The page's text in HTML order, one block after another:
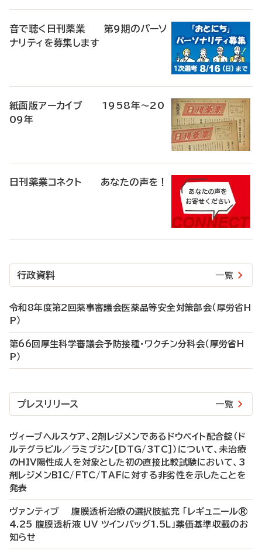
音で聴く日刊薬業 第9期のパーソ
ナリティを募集します
紙面版アーカイブ 1958年～20
09年
日刊薬業コネクト あなたの声を！
行政資料 一覧
令和8年度第2回薬事審議会医薬品等安全対策部会（厚労省H
P）
第66回厚生科学審議会予防接種・ワクチン分科会（厚労省H
P）
プレスリリース 一覧
ヴィーブヘルスケア、2剤レジメンであるドウベイト配合錠（ド
ルテグラビル／ラミブジン［DTG/3TC］）について、未治療
のHIV陽性成人を対象とした初の直接比較試験において、3
剤レジメンBIC/FTC/TAFに対する非劣性を示したことを
発表
ヴァンティブ 腹膜透析治療の選択肢拡充 「レギュニール®
4.25 腹膜透析液 UV ツインバッグ1.5L」薬価基準収載のお
知らせ